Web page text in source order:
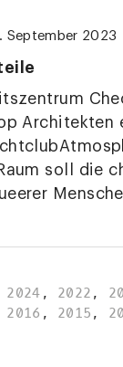
September 2023
Architekten
soll die
2024 , 2022 ,
2016 , 2015 ,